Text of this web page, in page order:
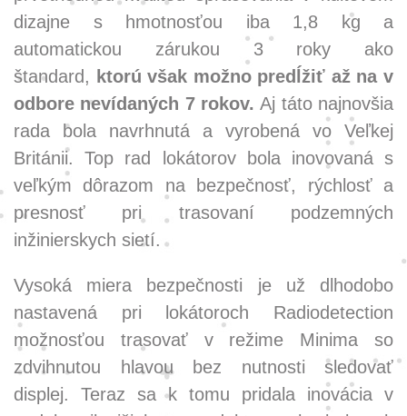
dizajne s hmotnosťou iba 1,8 kg a
automatickou zárukou 3 roky ako
štandard, ktorú však možno predĺžiť až na v
odbore nevídaných 7 rokov. Aj táto najnovšia
rada bola navrhnutá a vyrobená vo Veľkej
Británii. Top rad lokátorov bola inovovaná s
veľkým dôrazom na bezpečnosť, rýchlosť a
presnosť pri trasovaní podzemných
inžinierskych sietí.
Vysoká miera bezpečnosti je už dlhodobo
nastavená pri lokátoroch Radiodetection
možnosťou trasovať v režime Minima so
zdvihnutou hlavou bez nutnosti sledovať
displej. Teraz sa k tomu pridala inovácia v